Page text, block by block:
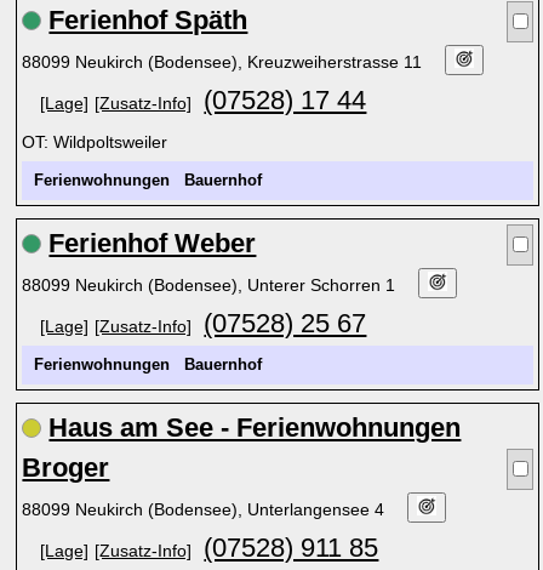
Ferienhof Späth
88099 Neukirch (Bodensee), Kreuzweiherstrasse 11
[Lage] [Zusatz-Info] (07528) 17 44
OT: Wildpoltsweiler
Ferienwohnungen Bauernhof
Ferienhof Weber
88099 Neukirch (Bodensee), Unterer Schorren 1
[Lage] [Zusatz-Info] (07528) 25 67
Ferienwohnungen Bauernhof
Haus am See - Ferienwohnungen
Broger
88099 Neukirch (Bodensee), Unterlangensee 4
[Lage] [Zusatz-Info] (07528) 911 85